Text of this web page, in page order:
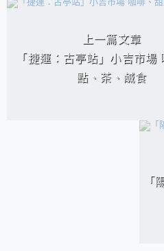
相連文章
上一篇文章
「捷運：古亭站」小吉市場
點、茶、鹹食
「